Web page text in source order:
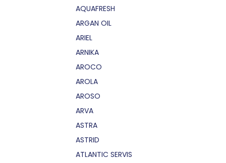
AQUAFRESH
ARGAN OIL
ARIEL
ARNIKA
AROCO
AROLA
AROSO
ARVA
ASTRA
ASTRID
ATLANTIC SERVIS